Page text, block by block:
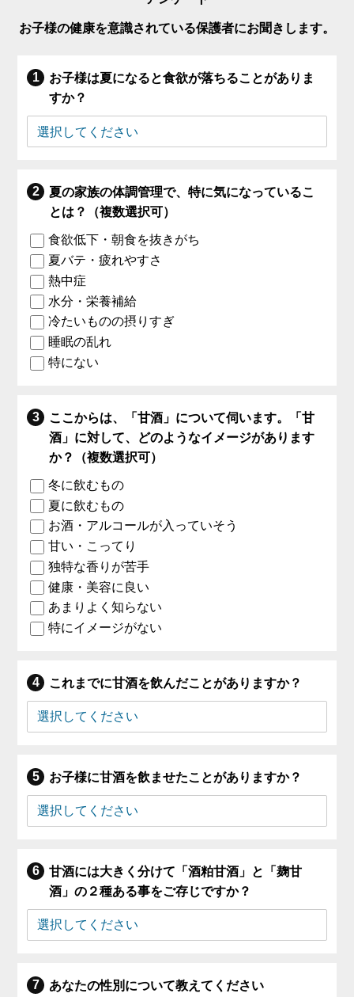
お子様の健康を意識されている保護者にお聞きします。
お子様は夏になると食欲が落ちることがありま
すか？
夏の家族の体調管理で、特に気になっているこ
とは？（複数選択可）
食欲低下・朝食を抜きがち
夏バテ・疲れやすさ
熱中症
水分・栄養補給
冷たいものの摂りすぎ
睡眠の乱れ
特にない
ここからは、「甘酒」について伺います。「甘
酒」に対して、どのようなイメージがあります
か？（複数選択可）
冬に飲むもの
夏に飲むもの
お酒・アルコールが入っていそう
甘い・こってり
独特な香りが苦手
健康・美容に良い
あまりよく知らない
特にイメージがない
これまでに甘酒を飲んだことがありますか？
お子様に甘酒を飲ませたことがありますか？
甘酒には大きく分けて「酒粕甘酒」と「麹甘
酒」の２種ある事をご存じですか？
あなたの性別について教えてください